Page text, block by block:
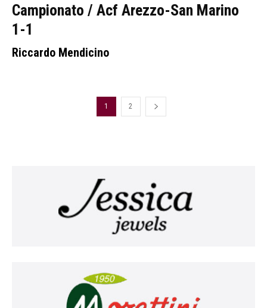
Campionato / Acf Arezzo-San Marino
1-1
Riccardo Mendicino
1 2